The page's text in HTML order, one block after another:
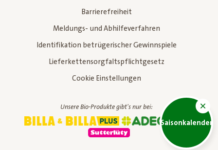
Saisonkalender
Barrierefreiheit
Meldungs- und Abhilfeverfahren
Identifikation betrügerischer Gewinnspiele
Lieferkettensorgfaltspflichtgesetz
Cookie Einstellungen
Unsere Bio-Produkte gibt's nur bei: